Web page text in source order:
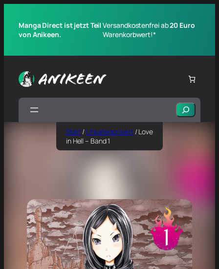
Manga Direct ist jetzt Teil
von Anikeen.
Versandkostenfrei ab20 Euro
Warenkorbwert!*
Suchen
Start/ Unkategorisiert/ Love
in Hell – Band 1